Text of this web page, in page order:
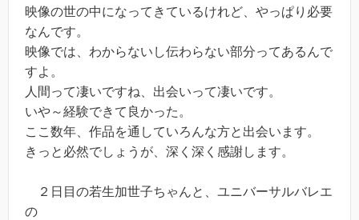
映像の世の中になってきているけれど、やっぱり必要
なんです。
映像では、わからないし伝わらない部分ってあるんで
すよ。
人間って凄いですね、出会いって凄いです。
いや～経験できて良かった。
ここ数年、作品を通していろんな方と出会います。
きっと必然でしょうが、深く深く感謝します。
２日目の若生加世子ちゃんと、ユニバーサルバレエ
の